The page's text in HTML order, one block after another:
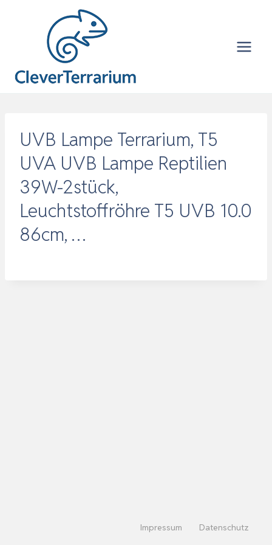
UVB Lampe Terrarium, T5
UVA UVB Lampe Reptilien
39W-2stück,
Leuchtstoffröhre T5 UVB 10.0
86cm, …
Impressum Datenschutz